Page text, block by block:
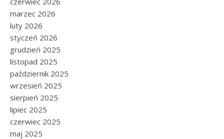
marzec 2026
luty 2026
styczeń 2026
grudzień 2025
listopad 2025
październik 2025
wrzesień 2025
sierpień 2025
lipiec 2025
czerwiec 2025
maj 2025